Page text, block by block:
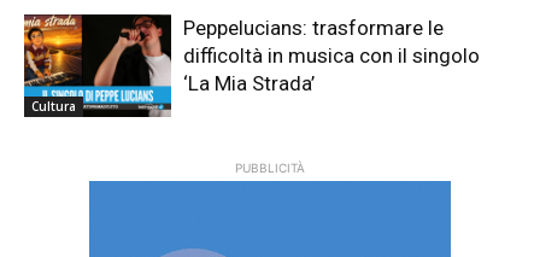
Cultura
Peppelucians: trasformare le
difficoltà in musica con il singolo
‘La Mia Strada’
PUBBLICITÀ